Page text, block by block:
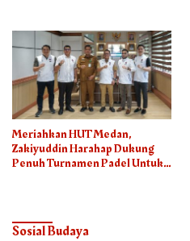
Meriahkan HUT Medan,
Zakiyuddin Harahap Dukung
Penuh Turnamen Padel Untuk
Sosial Budaya